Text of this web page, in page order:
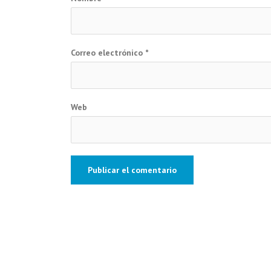
Correo electrónico *
Web